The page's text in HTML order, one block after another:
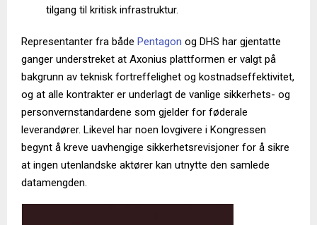
tilgang til kritisk infrastruktur.
Representanter fra både Pentagon og DHS har gjentatte
ganger understreket at Axonius plattformen er valgt på
bakgrunn av teknisk fortreffelighet og kostnadseffektivitet,
og at alle kontrakter er underlagt de vanlige sikkerhets- og
personvernstandardene som gjelder for føderale
leverandører. Likevel har noen lovgivere i Kongressen
begynt å kreve uavhengige sikkerhetsrevisjoner for å sikre
at ingen utenlandske aktører kan utnytte den samlede
datamengden.